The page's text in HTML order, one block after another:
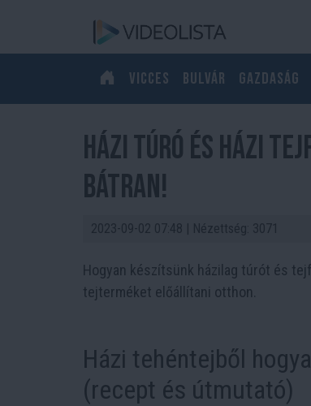
Vicces Bulvár Gazdaság
Házi túró és házi
bátran!
2023-09-02 07:48 | Nézettség: 3071
Hogyan készítsünk házilag túrót és
tejterméket előállítani otthon.
Házi tehéntejből
(recept és útmutató)